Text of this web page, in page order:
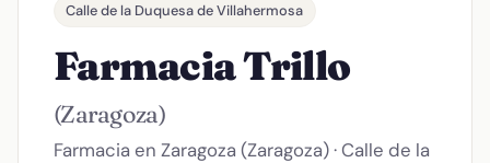
Calle de la Duquesa de Villahermosa
Farmacia Trillo
(Zaragoza)
Farmacia en Zaragoza (Zaragoza) · Calle de la